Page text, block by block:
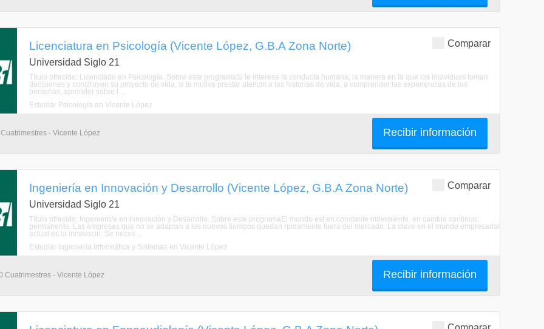
Comparar
Licenciatura en Psicología (Vicente López, G.B.A Zona Norte)
Universidad Siglo 21
Título ofrecido: Licenciado en Psicología. Sobre este programaSi te interesa la conducta humana, la manera en la que los individuos toman
decisiones y construyen su proyecto de vida, si te motiva prestar atencin a las historias de vida, a comprender las experiencias de las
personas, aprender sobre l ...
Estudiar Psicología en Vicente López
- Vicente López Recibir información
Comparar
Ingeniería en Innovación y Desarrollo (Vicente López, G.B.A Zona Norte)
Universidad Siglo 21
Título ofrecido: Ingeniero/a en Innovación y Desarrollo. Sobre este programaEl mundo est en constante movimiento, en cambio continuo,
permanente. Las empresas que no se adaptan a los nuevos tiempos quedan rpidamente fuera del mercado. La clave en el mundo empresarial
actual es la innovacin. Se neces ...
Estudiar Ingeniería Informática y Sistemas en Vicente López
Cuatrimestres - Vicente López Recibir información